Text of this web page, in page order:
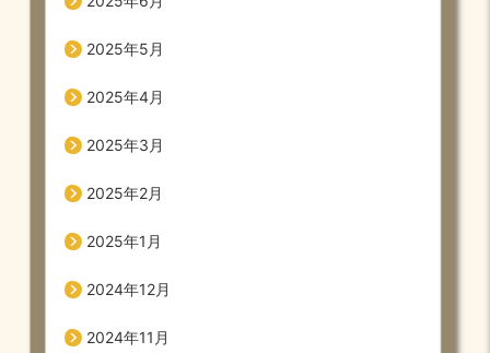
2025年5月
2025年4月
2025年3月
2025年2月
2025年1月
2024年12月
2024年11月